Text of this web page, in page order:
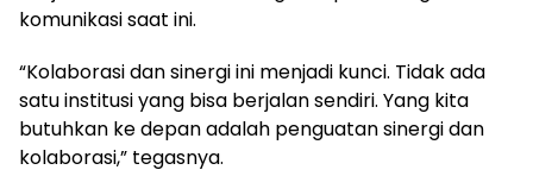
komunikasi saat ini.
“Kolaborasi dan sinergi ini menjadi kunci. Tidak ada
satu institusi yang bisa berjalan sendiri. Yang kita
butuhkan ke depan adalah penguatan sinergi dan
kolaborasi,” tegasnya.